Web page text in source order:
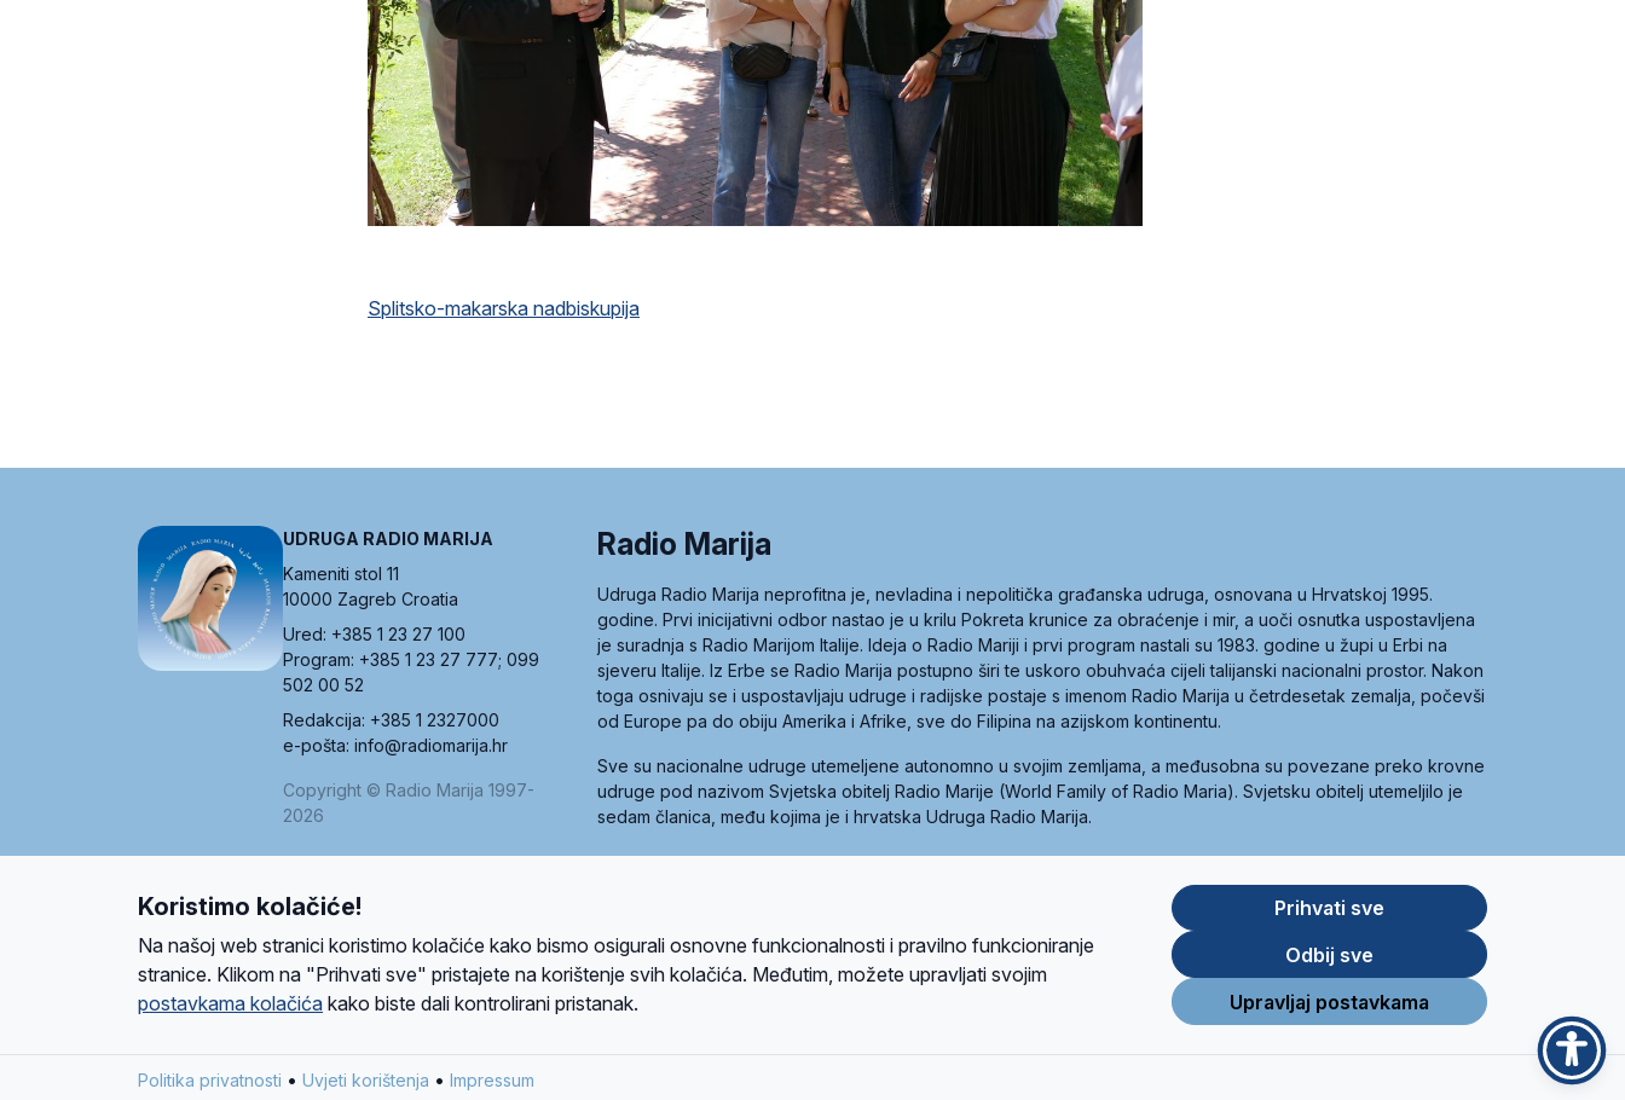
Splitsko-makarska nadbiskupija
UDRUGA RADIO MARIJA
Kameniti stol 11
10000 Zagreb Croatia
Ured: +385 1 23 27 100
Program: +385 1 23 27 777; 099
502 00 52
Redakcija: +385 1 2327000
e-pošta: info@radiomarija.hr
Copyright © Radio Marija 1997-
2026
Radio Marija
Udruga Radio Marija neprofitna je, nevladina i nepolitička građanska udruga, osnovana u Hrvatskoj 1995.
godine. Prvi inicijativni odbor nastao je u krilu Pokreta krunice za obraćenje i mir, a uoči osnutka uspostavljena
je suradnja s Radio Marijom Italije. Ideja o Radio Mariji i prvi program nastali su 1983. godine u župi u Erbi na
sjeveru Italije. Iz Erbe se Radio Marija postupno širi te uskoro obuhvaća cijeli talijanski nacionalni prostor. Nakon
toga osnivaju se i uspostavljaju udruge i radijske postaje s imenom Radio Marija u četrdesetak zemalja, počevši
od Europe pa do obiju Amerika i Afrike, sve do Filipina na azijskom kontinentu.
Sve su nacionalne udruge utemeljene autonomno u svojim zemljama, a međusobna su povezane preko krovne
udruge pod nazivom Svjetska obitelj Radio Marije (World Family of Radio Maria). Svjetsku obitelj utemeljilo je
sedam članica, među kojima je i hrvatska Udruga Radio Marija.
Ova stranica je zaštićena Google reCAPTCHA sustavom Store
Koristimo kolačiće!
Na našoj web stranici koristimo kolačiće kako bismo osigurali osnovne funkcionalnosti i pravilno funkcioniranje
stranice. Klikom na "Prihvati sve" pristajete na korištenje svih kolačića. Međutim, možete upravljati svojim
postavkama kolačića kako biste dali kontrolirani pristanak.
Prihvati sve
Odbij sve
Upravljaj postavkama
Politika privatnosti • Uvjeti korištenja • Impressum